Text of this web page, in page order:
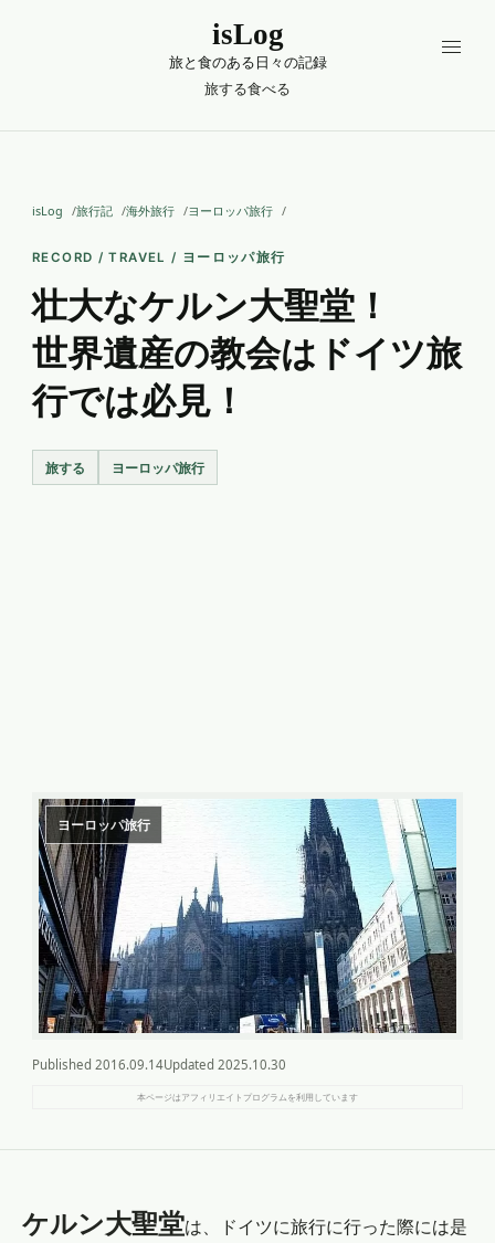
isLog
旅と食のある日々の記録
旅する食べる
isLog 旅行記 海外旅行 ヨーロッパ旅行
RECORD / TRAVEL / ヨーロッパ旅行
壮大なケルン大聖堂！
世界遺産の教会はドイツ旅
行では必見！
旅する ヨーロッパ旅行
ヨーロッパ旅行
Published 2016.09.14Updated 2025.10.30
本ページはアフィリエイトプログラムを利用しています
ケルン大聖堂は、ドイツに旅行に行った際には是